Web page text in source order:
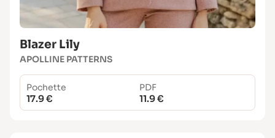
Blazer Lily
APOLLINE PATTERNS
Pochette
17.9 €
PDF
11.9 €